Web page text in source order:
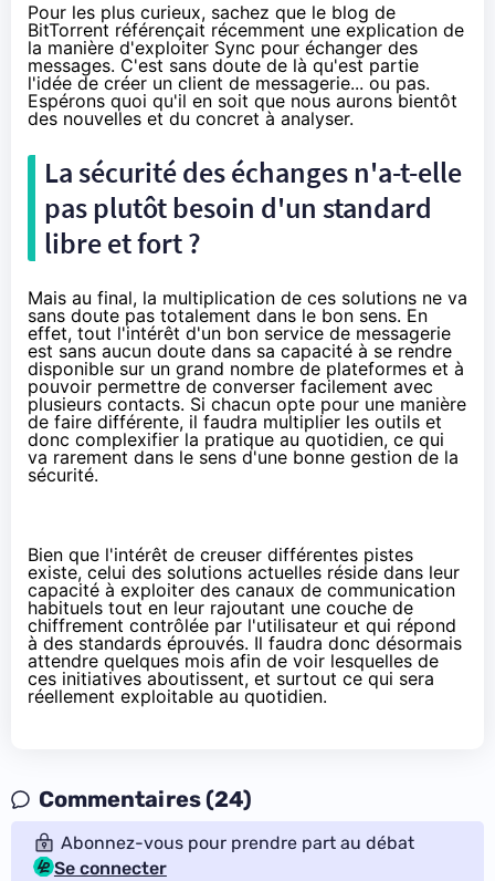
Pour les plus curieux, sachez que le blog de
BitTorrent référençait récemment une explication de
la manière d'exploiter Sync pour échanger des
messages. C'est sans doute de là qu'est partie
l'idée de créer un client de messagerie... ou pas.
Espérons quoi qu'il en soit que nous aurons bientôt
des nouvelles et du concret à analyser.
La sécurité des échanges n'a-t-elle
pas plutôt besoin d'un standard
libre et fort ?
Mais au final, la multiplication de ces solutions ne va
sans doute pas totalement dans le bon sens. En
effet, tout l'intérêt d'un bon service de messagerie
est sans aucun doute dans sa capacité à se rendre
disponible sur un grand nombre de plateformes et à
pouvoir permettre de converser facilement avec
plusieurs contacts. Si chacun opte pour une manière
de faire différente, il faudra multiplier les outils et
donc complexifier la pratique au quotidien, ce qui
va rarement dans le sens d'une bonne gestion de la
sécurité.
Bien que l'intérêt de creuser différentes pistes
existe, celui des solutions actuelles réside dans leur
capacité à exploiter des canaux de communication
habituels tout en leur rajoutant une couche de
chiffrement contrôlée par l'utilisateur et qui répond
à des standards éprouvés. Il faudra donc désormais
attendre quelques mois afin de voir lesquelles de
ces initiatives aboutissent, et surtout ce qui sera
réellement exploitable au quotidien.
Commentaires (24)
Abonnez-vous pour prendre part au débat
Se connecter